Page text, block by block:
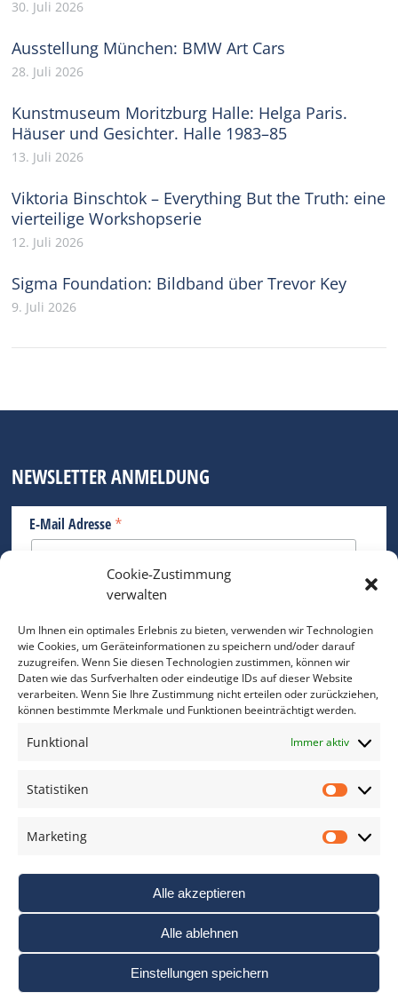
Cookie-Zustimmung
verwalten
Um Ihnen ein optimales Erlebnis zu bieten, verwenden wir Technologien
wie Cookies, um Geräteinformationen zu speichern und/oder darauf
zuzugreifen. Wenn Sie diesen Technologien zustimmen, können wir
Daten wie das Surfverhalten oder eindeutige IDs auf dieser Website
verarbeiten. Wenn Sie Ihre Zustimmung nicht erteilen oder zurückziehen,
können bestimmte Merkmale und Funktionen beeinträchtigt werden.
Funktional Immer aktiv
Statistiken
Marketing
Alle akzeptieren
Alle ablehnen
Einstellungen speichern
30. Juli 2026
Ausstellung München: BMW Art Cars
28. Juli 2026
Kunstmuseum Moritzburg Halle: Helga Paris.
Häuser und Gesichter. Halle 1983–85
13. Juli 2026
Viktoria Binschtok – Everything But the Truth: eine
vierteilige Workshopserie
12. Juli 2026
Sigma Foundation: Bildband über Trevor Key
9. Juli 2026
NEWSLETTER ANMELDUNG
E-Mail Adresse *
Bitte geben Sie Ihre E-Mail Adresse ein.
*